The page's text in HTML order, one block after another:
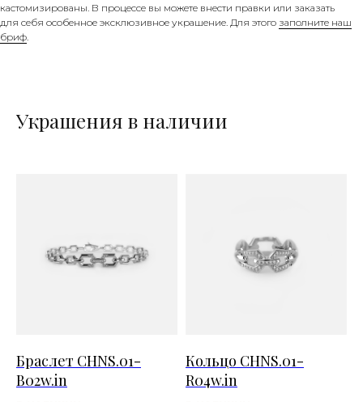
кастомизированы. В процессе вы можете внести правки или заказать
для себя особенное эксклюзивное украшение. Для этого заполните наш
бриф
Украшения в наличии
Браслет CHNS.01-
B02w.in
Кольцо CHNS.01-
R04w.in